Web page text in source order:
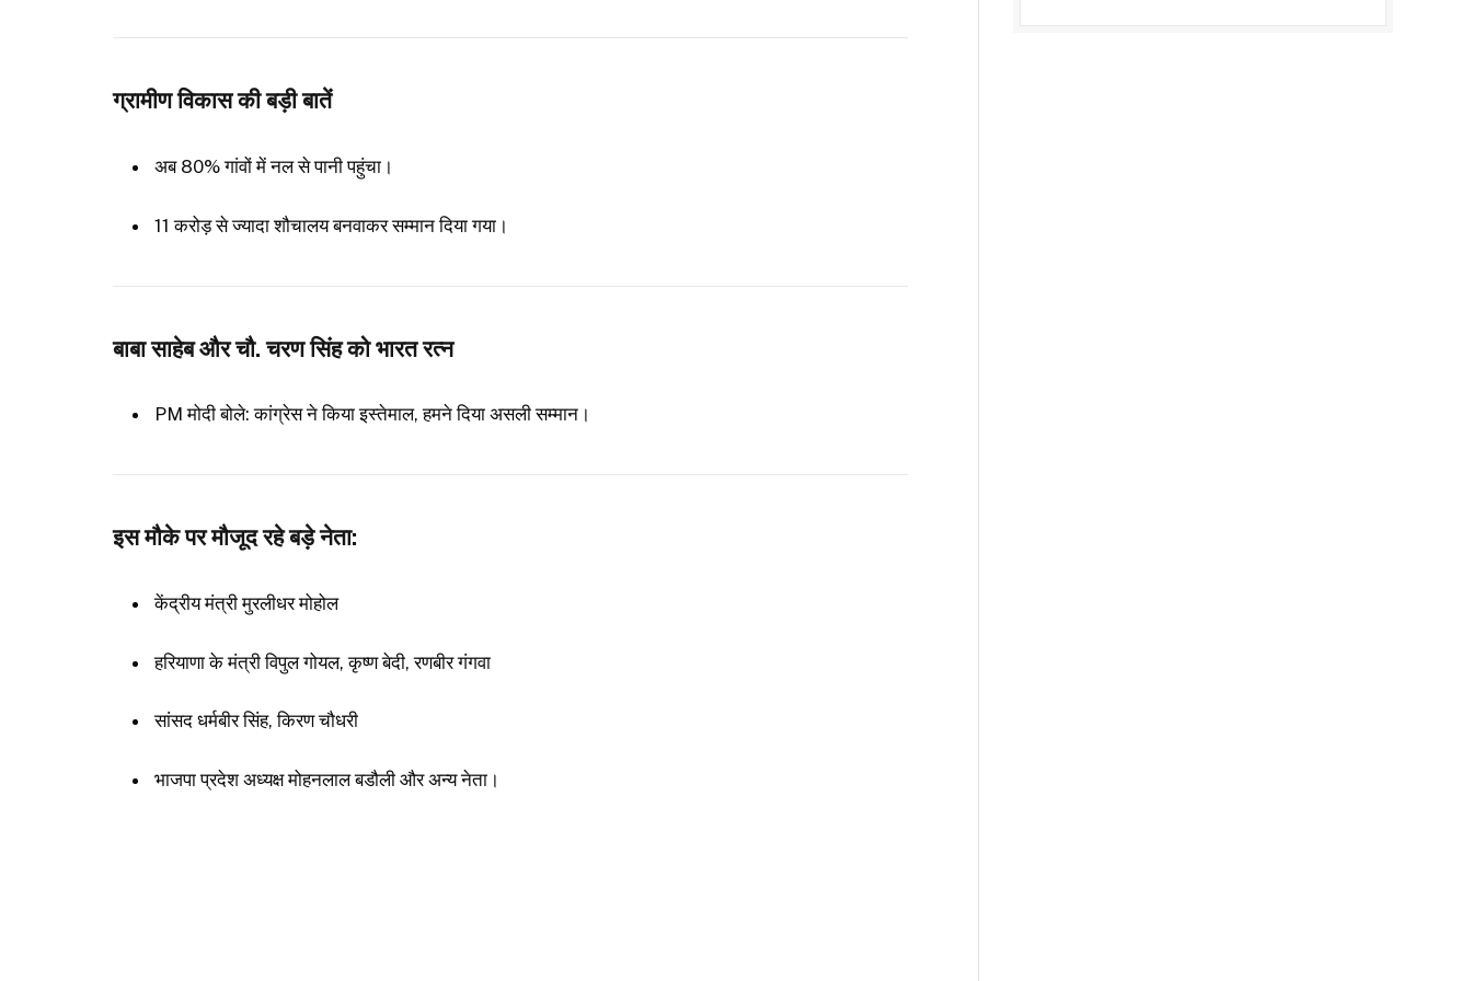
ग्रामीण विकास की बड़ी बातें
अब 80% गांवों में नल से पानी पहुंचा।
11 करोड़ से ज्यादा शौचालय बनवाकर सम्मान दिया गया।
बाबा साहेब और चौ. चरण सिंह को भारत रत्न
PM मोदी बोले: कांग्रेस ने किया इस्तेमाल, हमने दिया असली सम्मान।
इस मौके पर मौजूद रहे बड़े नेता:
केंद्रीय मंत्री मुरलीधर मोहोल
हरियाणा के मंत्री विपुल गोयल, कृष्ण बेदी, रणबीर गंगवा
सांसद धर्मबीर सिंह, किरण चौधरी
भाजपा प्रदेश अध्यक्ष मोहनलाल बडौली और अन्य नेता।